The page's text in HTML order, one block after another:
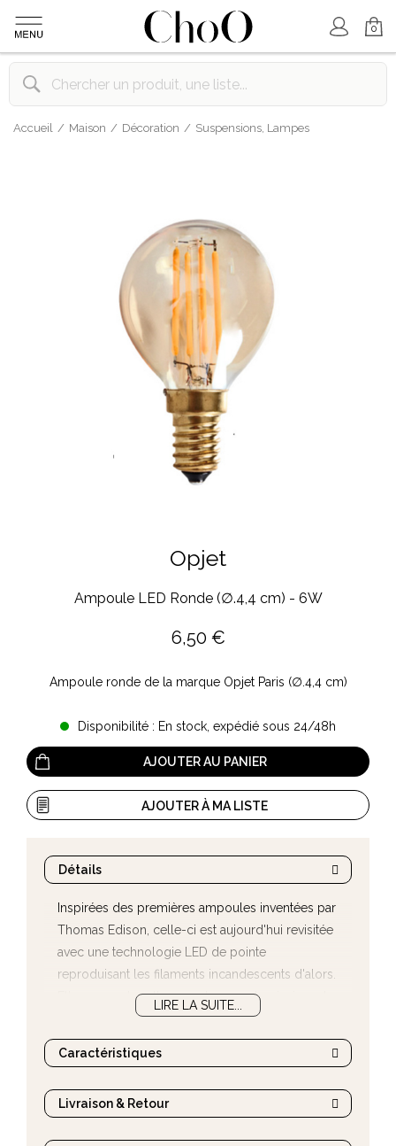
Mon Compte
0
Accueil Maison Décoration Suspensions, Lampes
Opjet
Ampoule LED Ronde (∅.4,4 cm) - 6W
6,50 €
Ampoule ronde de la marque Opjet Paris (∅.4,4 cm)
Disponibilité : En stock, expédié sous 24/48h
AJOUTER AU PANIER
AJOUTER À MA LISTE
Détails
Inspirées des premières ampoules inventées par
Thomas Edison, celle-ci est aujourd'hui revisitée
avec une technologie LED de pointe
reproduisant les filaments incandescents d'alors.
Elles sauront mettre en valeur vos luminaires et
diffuseront une lumière chaleureuse et
enveloppante.
LIRE LA SUITE...
Caractéristiques
Livraison & Retour